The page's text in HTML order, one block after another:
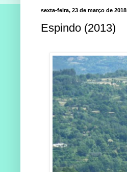
sexta-feira, 23 de março de 2018
Espindo (2013)